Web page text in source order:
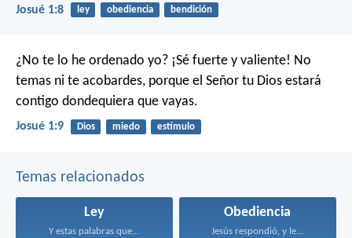
Josué 1:8 ley obediencia bendición
¿No te lo he ordenado yo? ¡Sé fuerte y valiente! No
temas ni te acobardes, porque el Señor tu Dios estará
contigo dondequiera que vayas.
Josué 1:9 Dios miedo estímulo
Temas relacionados
Ley
Y estas palabras que...
Obediencia
Jesús respondió, y le...